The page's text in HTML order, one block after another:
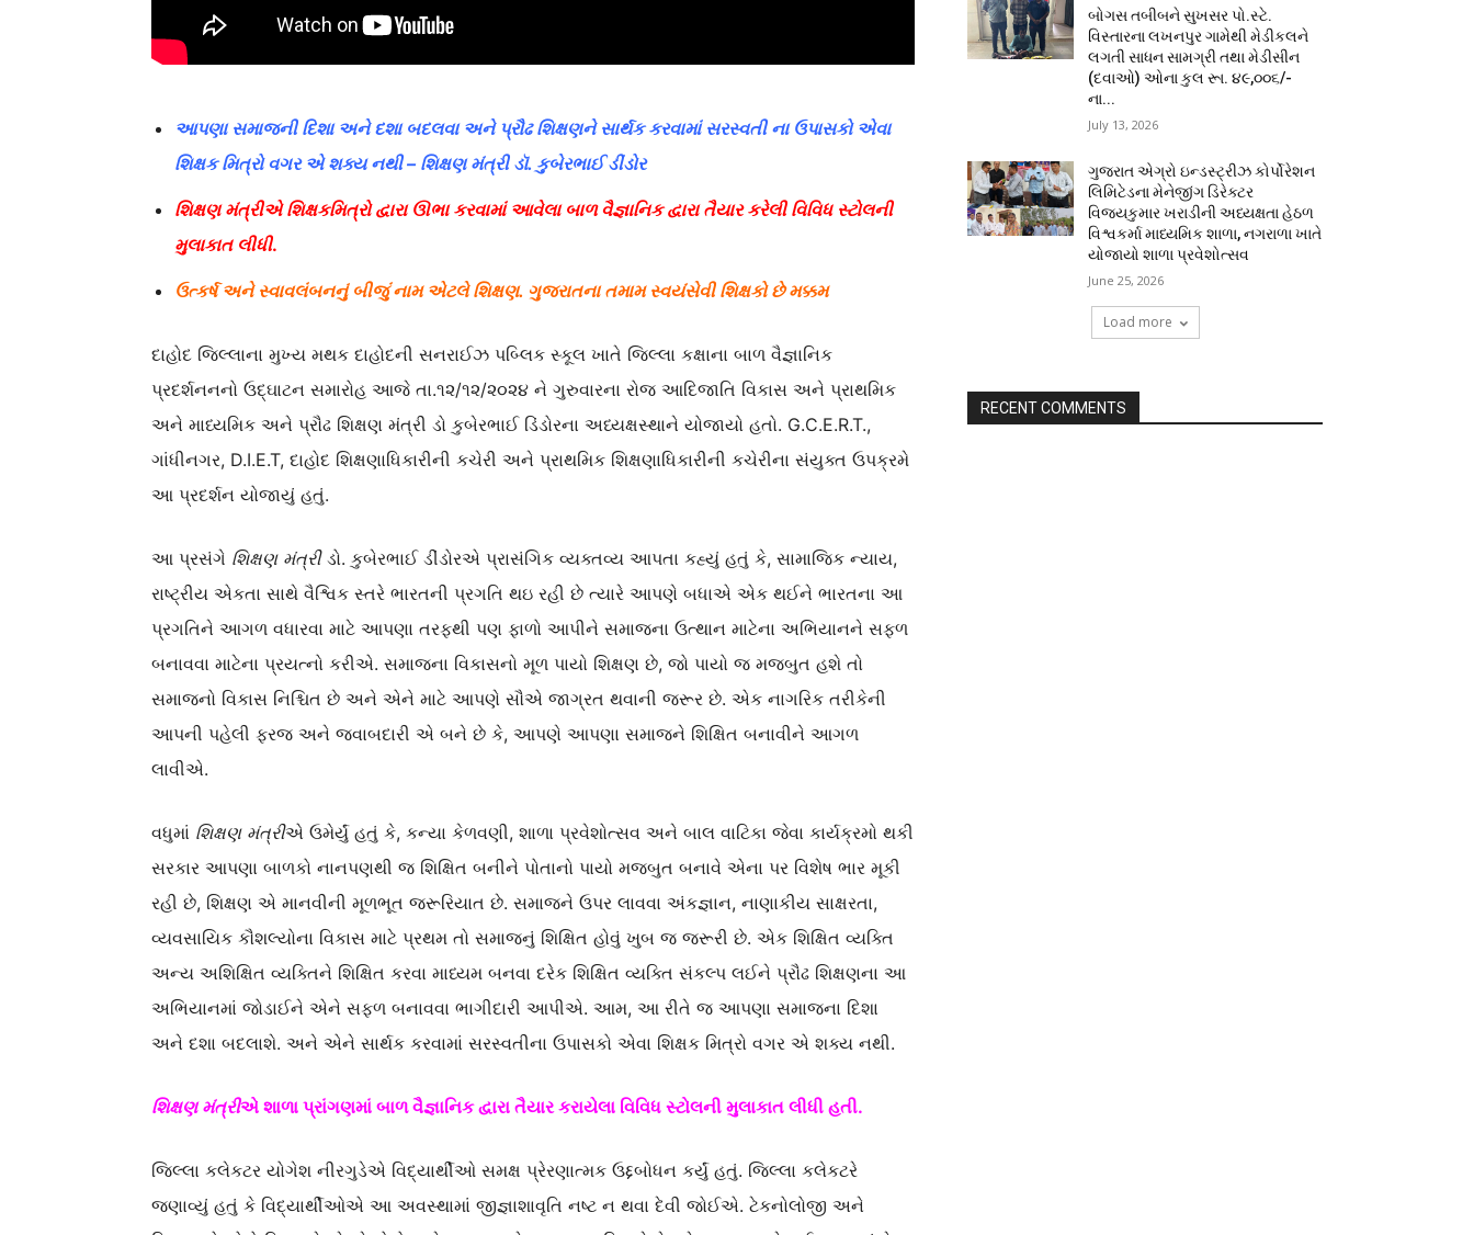
આપણા સમાજની દિશા અને દશા બદલવા અને પ્રૌઢ શિક્ષણને સાર્થક કરવામાં સરસ્વતી ના ઉપાસકો એવા
શિક્ષક મિત્રો વગર એ શક્ય નથી – શિક્ષણ મંત્રી ડૉ. કુબેરભાઈ ડીંડોર
શિક્ષણ મંત્રીએ શિક્ષકમિત્રો દ્વારા ઊભા કરવામાં આવેલા બાળ વૈજ્ઞાનિક દ્વારા તૈયાર કરેલી વિવિધ સ્ટોલની
મુલાકાત લીધી.
ઉત્કર્ષ અને સ્વાવલંબનનું બીજું નામ એટલે શિક્ષણ. ગુજરાતના તમામ સ્વયંસેવી શિક્ષકો છે મક્કમ
દાહોદ જિલ્લાના મુખ્ય મથક દાહોદની સનરાઈઝ પબ્લિક સ્કૂલ ખાતે જિલ્લા કક્ષાના બાળ વૈજ્ઞાનિક
પ્રદર્શનનનો ઉદ્ઘાટન સમારોહ આજે તા.૧૨/૧૨/૨૦૨૪ ને ગુરુવારના રોજ આદિજાતિ વિકાસ અને પ્રાથમિક
અને માધ્યમિક અને પ્રૌઢ શિક્ષણ મંત્રી ડો કુબેરભાઈ ડિંડોરના અધ્યક્ષસ્થાને યોજાયો હતો. G.C.E.R.T.,
ગાંધીનગર, D.I.E.T, દાહોદ શિક્ષણાધિકારીની કચેરી અને પ્રાથમિક શિક્ષણાધિકારીની કચેરીના સંયુક્ત ઉપક્રમે
આ પ્રદર્શન યોજાયું હતું.
આ પ્રસંગે શિક્ષણ મંત્રીડો. કુબેરભાઈ ડીંડોરએ પ્રાસંગિક વ્યક્તવ્ય આપતા કહ્યું હતું કે, સામાજિક ન્યાય,
રાષ્ટ્રીય એકતા સાથે વૈશ્વિક સ્તરે ભારતની પ્રગતિ થઇ રહી છે ત્યારે આપણે બધાએ એક થઈને ભારતના આ
પ્રગતિને આગળ વધારવા માટે આપણા તરફથી પણ ફાળો આપીને સમાજના ઉત્થાન માટેના અભિયાનને સફળ
બનાવવા માટેના પ્રયત્નો કરીએ. સમાજના વિકાસનો મૂળ પાયો શિક્ષણ છે, જો પાયો જ મજબુત હશે તો
સમાજનો વિકાસ નિશ્ચિત છે અને એને માટે આપણે સૌએ જાગ્રત થવાની જરૂર છે. એક નાગરિક તરીકેની
આપની પહેલી ફરજ અને જવાબદારી એ બને છે કે, આપણે આપણા સમાજને શિક્ષિત બનાવીને આગળ
લાવીએ.
વધુમાં શિક્ષણ મંત્રીએ ઉમેર્યું હતું કે, કન્યા કેળવણી, શાળા પ્રવેશોત્સવ અને બાલ વાટિકા જેવા કાર્યક્રમો થકી
સરકાર આપણા બાળકો નાનપણથી જ શિક્ષિત બનીને પોતાનો પાયો મજબુત બનાવે એના પર વિશેષ ભાર મૂકી
રહી છે, શિક્ષણ એ માનવીની મૂળભૂત જરૂરિયાત છે. સમાજને ઉપર લાવવા અંકજ્ઞાન, નાણાકીય સાક્ષરતા,
વ્યવસાયિક કૌશલ્યોના વિકાસ માટે પ્રથમ તો સમાજનું શિક્ષિત હોવું ખુબ જ જરૂરી છે. એક શિક્ષિત વ્યક્તિ
અન્ય અશિક્ષિત વ્યક્તિને શિક્ષિત કરવા માધ્યમ બનવા દરેક શિક્ષિત વ્યક્તિ સંકલ્પ લઈને પ્રૌઢ શિક્ષણના આ
અભિયાનમાં જોડાઈને એને સફળ બનાવવા ભાગીદારી આપીએ. આમ, આ રીતે જ આપણા સમાજના દિશા
અને દશા બદલાશે. અને એને સાર્થક કરવામાં સરસ્વતીના ઉપાસકો એવા શિક્ષક મિત્રો વગર એ શક્ય નથી.
શિક્ષણ મંત્રીએ શાળા પ્રાંગણમાં બાળ વૈજ્ઞાનિક દ્વારા તૈયાર કરાયેલા વિવિધ સ્ટોલની મુલાકાત લીધી હતી.
જિલ્લા કલેકટર યોગેશ નીરગુડેએ વિદ્યાર્થીઓ સમક્ષ પ્રેરણાત્મક ઉદ્દબોધન કર્યું હતું. જિલ્લા કલેકટરે
જણાવ્યું હતું કે વિદ્યાર્થીઓએ આ અવસ્થામાં જીજ્ઞાશાવૃતિ નષ્ટ ન થવા દેવી જોઈએ. ટેકનોલોજી અને
બોગસ તબીબને સુખસર પો.સ્ટે.
વિસ્તારના લખનપુર ગામેથી મેડીકલને
લગતી સાધન સામગ્રી તથા મેડીસીન
(દવાઓ) ઓના કુલ રૂા. ૪૯,૦૦૬/-
ના...
July 13, 2026
ગુજરાત એગ્રો ઇન્ડસ્ટ્રીઝ કોર્પોરેશન
લિમિટેડના મેનેજીંગ ડિરેક્ટર
વિજયકુમાર ખરાડીની અધ્યક્ષતા હેઠળ
વિશ્વકર્મા માધ્યમિક શાળા, નગરાળા ખાતે
યોજાયો શાળા પ્રવેશોત્સવ
June 25, 2026
Load more
RECENT COMMENTS